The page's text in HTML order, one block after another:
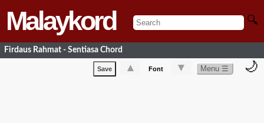
Malaykord 🔍
Firdaus Rahmat - Sentiasa Chord
Save ▲ Font ▼ Menu ☰ 🌙